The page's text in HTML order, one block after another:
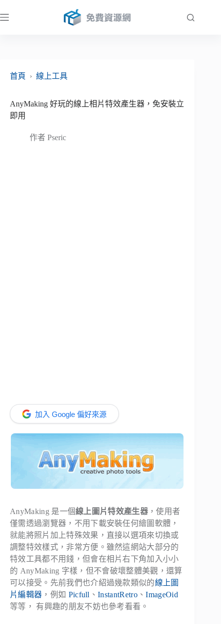
至
首頁
› 線上工具
AnyMaking 好玩的線上相片特效產生器，免安裝立
即用
作者 Pseric
加入 Google 偏好來源
AnyMaking 是一個線上圖片特效產生器 ，使用者
僅需透過瀏覽器，不用下載安裝任何繪圖軟體，
就能將照片加上特殊效果，直接以選項來切換或
調整特效樣式，非常方便。雖然這網站大部分的
特效工具都不用錢，但會在相片右下角加入小小
的 AnyMaking 字樣，但不會破壞整體美觀，還算
可以接受。先前我們也介紹過幾款類似的線上圖
片編輯器 ，例如 Picfull 、InstantRetro、ImageOid
等等， 有興趣的朋友不妨也參考看看。